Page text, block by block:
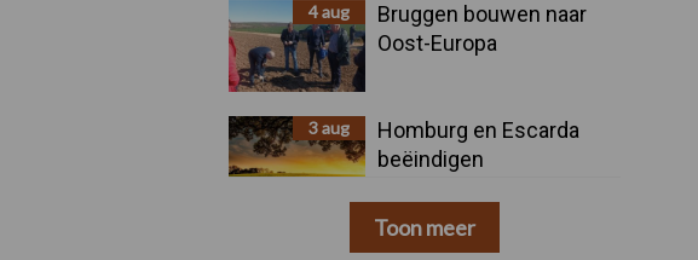
4 aug
Bruggen bouwen naar
Oost-Europa
3 aug
Homburg en Escarda
beëindigen
Toon meer